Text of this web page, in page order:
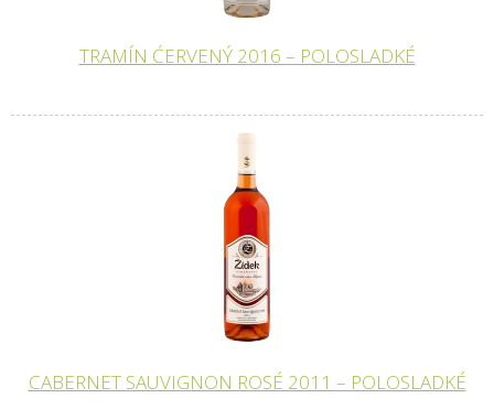
TRAMÍN ĆERVENÝ 2016 – POLOSLADKÉ
CABERNET SAUVIGNON ROSÉ 2011 – POLOSLADKÉ